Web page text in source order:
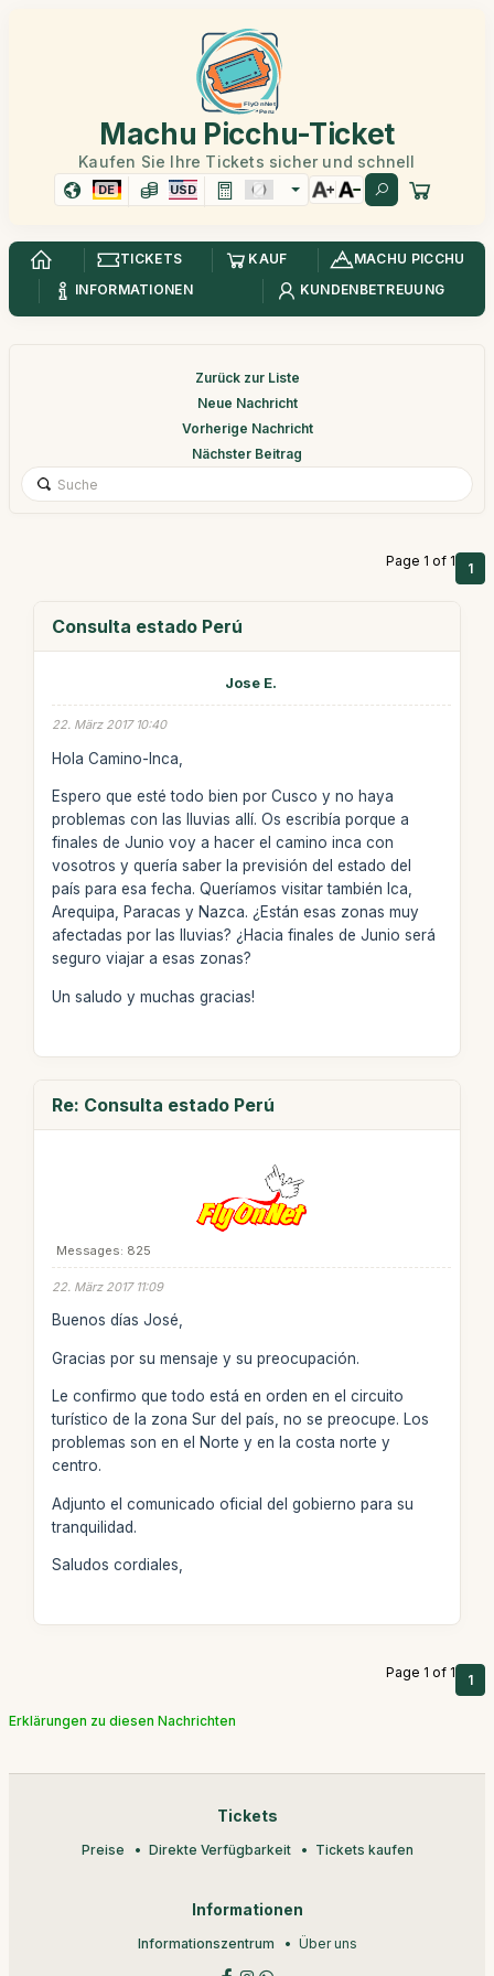
Machu Picchu-Ticket
Kaufen Sie Ihre Tickets sicher und schnell
DE USD
TICKETS KAUF
MACHU PICCHU
INFORMATIONEN
KUNDENBETREUUNG
Zurück zur Liste
Neue Nachricht
Vorherige Nachricht
Nächster Beitrag
Page 1 of 1 1
Consulta estado Perú
Jose E.
22. März 2017 10:40
Hola Camino-Inca,
Espero que esté todo bien por Cusco y no haya
problemas con las lluvias allí. Os escribía porque a
finales de Junio voy a hacer el camino inca con
vosotros y quería saber la previsión del estado del
país para esa fecha. Queríamos visitar también Ica,
Arequipa, Paracas y Nazca. ¿Están esas zonas muy
afectadas por las lluvias? ¿Hacia finales de Junio será
seguro viajar a esas zonas?
Un saludo y muchas gracias!
Re: Consulta estado Perú
Messages: 825
22. März 2017 11:09
Buenos días José,
Gracias por su mensaje y su preocupación.
Le confirmo que todo está en orden en el circuito
turístico de la zona Sur del país, no se preocupe. Los
problemas son en el Norte y en la costa norte y
centro.
Adjunto el comunicado oficial del gobierno para su
tranquilidad.
Saludos cordiales,
Page 1 of 1 1
Erklärungen zu diesen Nachrichten
Tickets
Preise Direkte Verfügbarkeit Tickets kaufen
Informationen
Informationszentrum Über uns